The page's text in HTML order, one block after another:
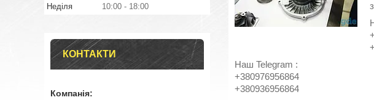
Наш Telegram :
+380976956864
+380936956864
Неділя
10:00 18:00
КОНТАКТИ